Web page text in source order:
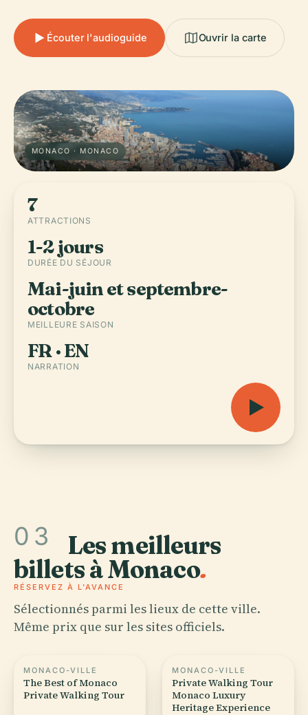
Écouter l'audioguide Ouvrir la carte
MONACO · MONACO
7
ATTRACTIONS
1-2 jours
DURÉE DU SÉJOUR
Mai-juin et septembre-
octobre
MEILLEURE SAISON
FR · EN
NARRATION
03 Les meilleurs
billets à Monaco.
RÉSERVEZ À L'AVANCE
Sélectionnés parmi les lieux de cette ville.
Même prix que sur les sites officiels.
MONACO-VILLE
The Best of Monaco
Private Walking Tour
MONACO-VILLE
Private Walking Tour
Monaco Luxury
Heritage Experience